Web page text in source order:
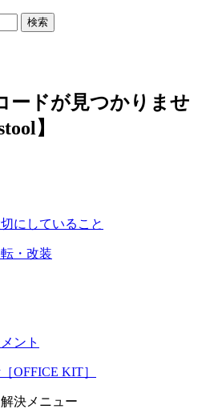
検索
ードが見つかりませ
】
にしていること
・改装
ント
OFFICE KIT］
決メニュー